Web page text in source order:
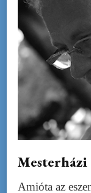
Mesterházi
Amióta az